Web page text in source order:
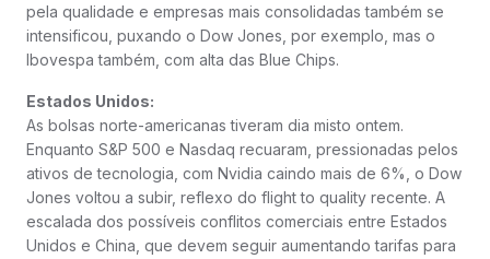
pela qualidade e empresas mais consolidadas também se
intensificou, puxando o Dow Jones, por exemplo, mas o
Ibovespa também, com alta das Blue Chips.
Estados Unidos:
As bolsas norte-americanas tiveram dia misto ontem.
Enquanto S&P 500 e Nasdaq recuaram, pressionadas pelos
ativos de tecnologia, com Nvidia caindo mais de 6%, o Dow
Jones voltou a subir, reflexo do flight to quality recente. A
escalada dos possíveis conflitos comerciais entre Estados
Unidos e China, que devem seguir aumentando tarifas para